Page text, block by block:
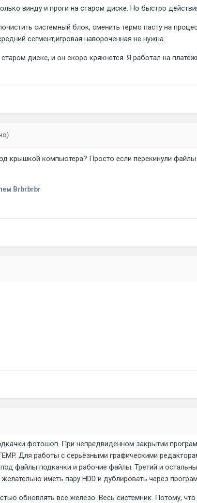
винду и проги на старом диске. Но быстро
системный блок, сменить термо пасту на
сегмент,игровая навороченная не нужна.
диске, и он скоро крякнется. Я работал на
крышкой компьютера? Просто если перекинули
Brbrbrbr
фотошоп. При непредвиденном закрытии
Для работы с серьёзными графическими
файлы подкачки и рабочие файлы. Третий и
иметь пару HDD и дублировать через
обновлять всё железо. Весь системник. Потому,